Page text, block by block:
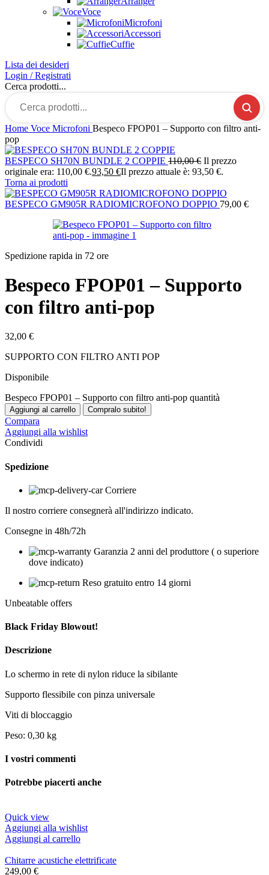
Voce
Microfoni
Accessori
Cuffie
Lista dei desideri
Login / Registrati
Cerca prodotti...
Home Voce Microfoni Bespeco FPOP01 – Supporto con filtro anti-
pop
BESPECO SH70N BUNDLE 2 COPPIE 110,00€ Il prezzo
originale era: 110,00 €.93,50 €Il prezzo attuale è: 93,50 €.
Torna ai prodotti
BESPECO GM905R RADIOMICROFONO DOPPIO 79,00 €
Spedizione rapida in 72 ore
Bespeco FPOP01 – Supporto
con filtro anti-pop
32,00 €
SUPPORTO CON FILTRO ANTI POP
Disponibile
Bespeco FPOP01 – Supporto con filtro anti-pop quantità
Aggiungi al carrello Compralo subito!
Compara
Aggiungi alla wishlist
Condividi
Spedizione
Corriere
Il nostro corriere consegnerà all'indirizzo indicato.
Consegne in 48h/72h
Garanzia 2 anni del produttore ( o superiore
dove indicato)
Reso gratuito entro 14 giorni
Unbeatable offers
Black Friday Blowout!
Descrizione
Lo schermo in rete di nylon riduce la sibilante
Supporto flessibile con pinza universale
Viti di bloccaggio
Peso: 0,30 kg
I vostri commenti
Potrebbe piacerti anche
Quick view
Aggiungi alla wishlist
Aggiungi al carrello
Chitarre acustiche elettrificate
249,00 €